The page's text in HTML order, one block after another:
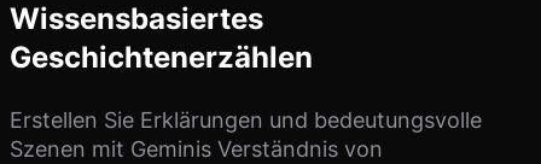
Wissensbasiertes
Geschichtenerzählen
Erstellen Sie Erklärungen und bedeutungsvolle
Szenen mit Geminis Verständnis von